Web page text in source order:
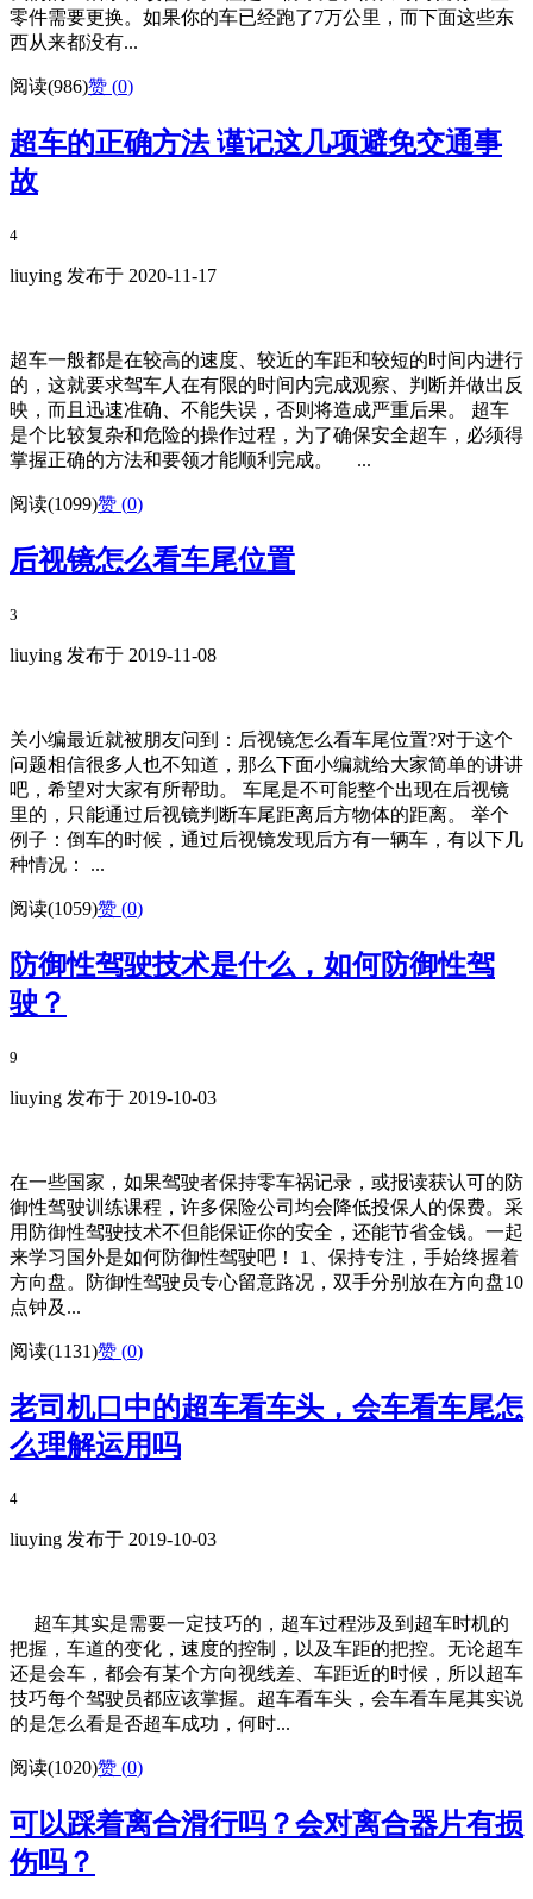
零件需要更换。如果你的车已经跑了7万公里，而下面这些东
西从来都没有...
阅读(986)赞 (0)
超车的正确方法 谨记这几项避免交通事
故
4
liuying 发布于 2020-11-17
超车一般都是在较高的速度、较近的车距和较短的时间内进行
的，这就要求驾车人在有限的时间内完成观察、判断并做出反
映，而且迅速准确、不能失误，否则将造成严重后果。 超车
是个比较复杂和危险的操作过程，为了确保安全超车，必须得
掌握正确的方法和要领才能顺利完成。 ...
阅读(1099)赞 (0)
后视镜怎么看车尾位置
3
liuying 发布于 2019-11-08
关小编最近就被朋友问到：后视镜怎么看车尾位置?对于这个
问题相信很多人也不知道，那么下面小编就给大家简单的讲讲
吧，希望对大家有所帮助。 车尾是不可能整个出现在后视镜
里的，只能通过后视镜判断车尾距离后方物体的距离。 举个
例子：倒车的时候，通过后视镜发现后方有一辆车，有以下几
种情况： ...
阅读(1059)赞 (0)
防御性驾驶技术是什么，如何防御性驾
驶？
9
liuying 发布于 2019-10-03
在一些国家，如果驾驶者保持零车祸记录，或报读获认可的防
御性驾驶训练课程，许多保险公司均会降低投保人的保费。采
用防御性驾驶技术不但能保证你的安全，还能节省金钱。一起
来学习国外是如何防御性驾驶吧！ 1、保持专注，手始终握着
方向盘。防御性驾驶员专心留意路况，双手分别放在方向盘10
点钟及...
阅读(1131)赞 (0)
老司机口中的超车看车头，会车看车尾怎
么理解运用吗
4
liuying 发布于 2019-10-03
超车其实是需要一定技巧的，超车过程涉及到超车时机的
把握，车道的变化，速度的控制，以及车距的把控。无论超车
还是会车，都会有某个方向视线差、车距近的时候，所以超车
技巧每个驾驶员都应该掌握。超车看车头，会车看车尾其实说
的是怎么看是否超车成功，何时...
阅读(1020)赞 (0)
可以踩着离合滑行吗？会对离合器片有损
伤吗？